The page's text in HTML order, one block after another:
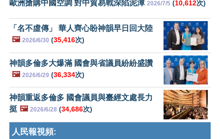
歐洲搶購中國空調 對中貿易戰深陷泥潭 2026/7/5 (10,612次)
「名不虛傳」 華人齊心盼神韻早日回大陸
🖼️ 2026/6/30 (35,416次)
神韻多倫多大爆滿 國會與省議員紛紛盛讚
🖼️ 2026/6/29 (36,334次)
神韻重返多倫多 國會議員與臺經文處長力
挺 🖼️ 2026/6/28 (34,686次)
人民報視頻: